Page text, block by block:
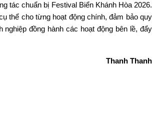
tác chuẩn bị Festival Biển Khánh Hòa 2026.
thể cho từng hoạt động chính, đảm bảo quy
nghiệp đồng hành các hoạt động bên lề, đẩy
Thanh Thanh